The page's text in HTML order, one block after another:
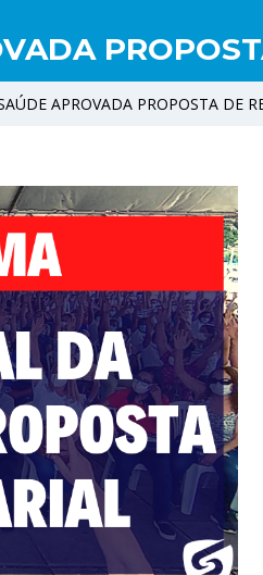
APROVADA PROPOSTA DE